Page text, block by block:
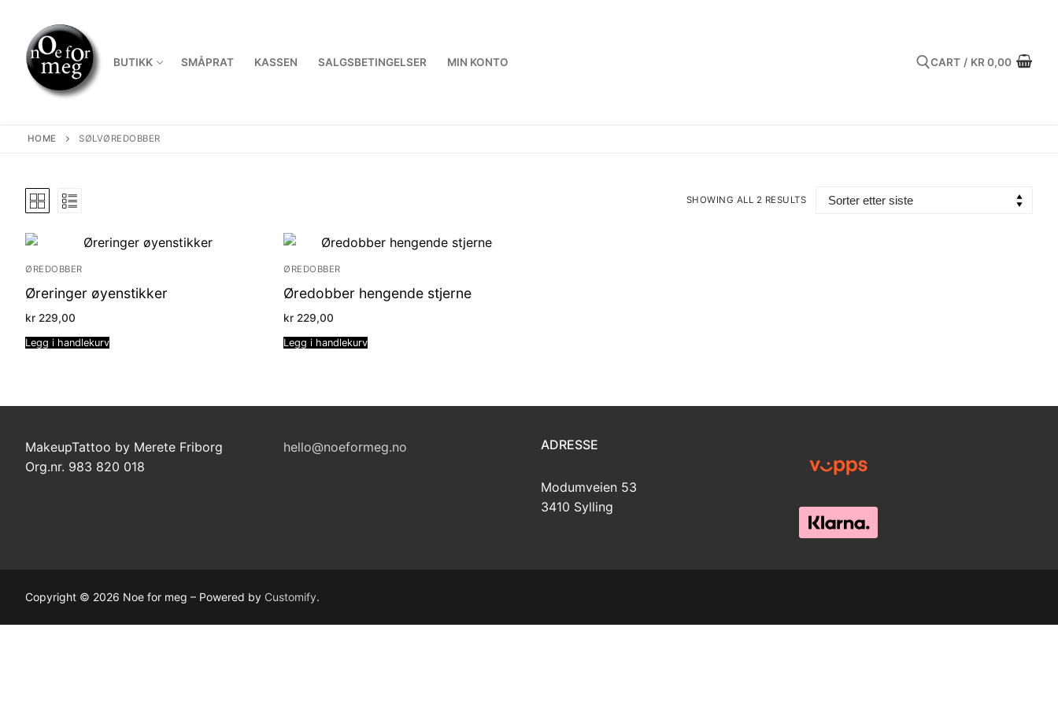
content
BUTIKK SMÅPRAT KASSEN SALGSBETINGELSER MIN KONTO CART / KR 0,00
HOME SØLVØREDOBBER
SHOWING ALL 2 RESULTS
SORTED
ØREDOBBER
Øreringer øyenstikker
kr 229,00
Legg i handlekurv
ØREDOBBER
Øredobber hengende stjerne
kr 229,00
Legg i handlekurv
MakeupTattoo by Merete Friborg
Org.nr. 983 820 018
hello@noeformeg.no ADRESSE
Modumveien 53
3410 Sylling
Copyright © 2026 Noe for meg – Powered by Customify.